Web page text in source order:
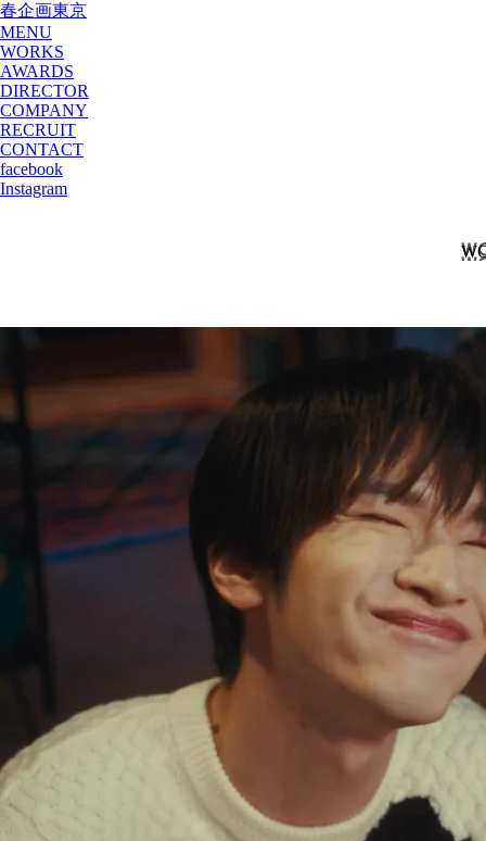
春企画東京
MENU
WORKS
AWARDS
DIRECTOR
COMPANY
RECRUIT
CONTACT
facebook
Instagram